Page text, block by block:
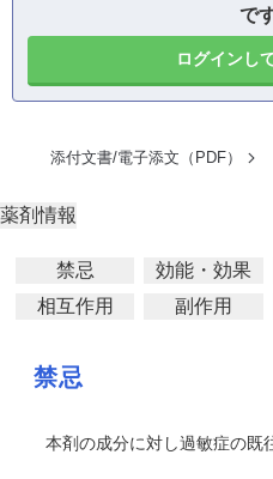
で
ログインし
添付文書/電子添文（PDF）
薬剤情報
禁忌 効能・効果
相互作用
副作用
禁忌
本剤の成分に対し過敏症の既